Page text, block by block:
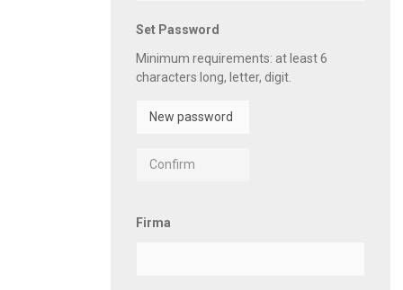
Set Password
Minimum requirements: at least 6
characters long, letter, digit.
Firma